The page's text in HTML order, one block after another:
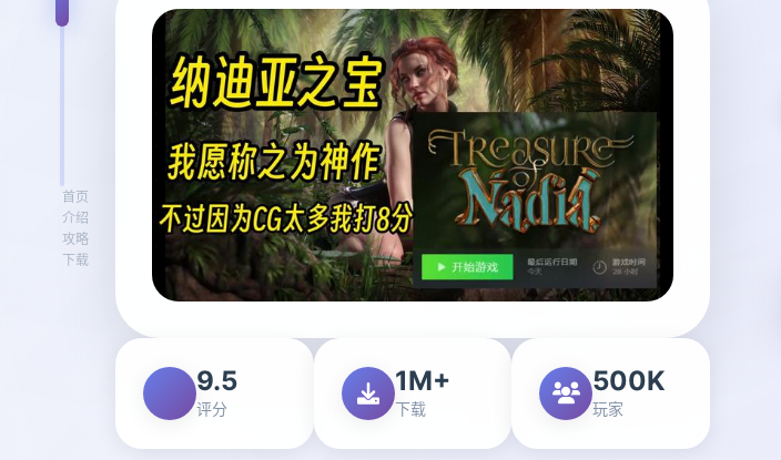
首页
介绍
攻略
下载
9.5
评分
1M+
下载
500K
玩家